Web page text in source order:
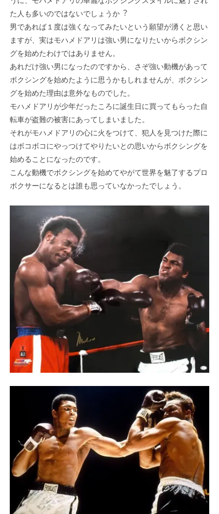
た⼈も多いのではないでしょうか︖
男であれば１度は強くなってみたいという願望が湧くと思い
ますが、実はモハメドアリは強い男になりたいからボクシン
グを始めたわけではありません。
あれだけ強い男になったのですから、さぞ強い動機があって
ボクシングを始めたように思うかもしれませんが、ボクシン
グを始めた理由は意外なものでした。
モハメドアリが少年だったころに誕⽣⽇に買ってもらった⾃
転⾞が盗難の被害にあってしまいました。
それがモハメドアリの⼼に⽕をつけて、犯⼈を⾒つけた際に
はボコボコにやっつけてやりたいとの思いからボクシングを
始めることになったのです。
こんな動機でボクシングを始めてやがて世界を魅了するプロ
ボクサーになるとは誰も思っていなかったでしょう。